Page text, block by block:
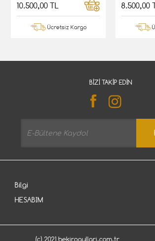
10.500,00 TL
Ücretsiz Kargo
8.500,00
BIZI TAKIP EDIN
Bilgi
HESABIM
(c) 2021 bekirogullari.com.tr